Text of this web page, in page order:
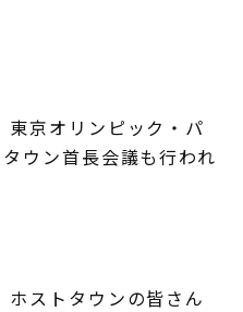
京オリンピック・パ
ウン首長会議も行われ
ストタウンの皆さん